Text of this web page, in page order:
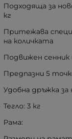
Подходяща за
кг
Притежава
на количката
Подвижен сенник
Предпазни 5
Удобна дръжка за
Тегло: 3 кг
Рама: